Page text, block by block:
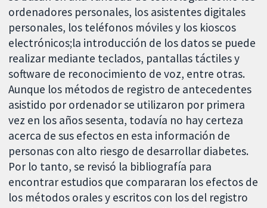
ordenadores personales, los asistentes digitales
personales, los teléfonos móviles y los kioscos
electrónicos;la introducción de los datos se puede
realizar mediante teclados, pantallas táctiles y
software de reconocimiento de voz, entre otras.
Aunque los métodos de registro de antecedentes
asistido por ordenador se utilizaron por primera
vez en los años sesenta, todavía no hay certeza
acerca de sus efectos en esta información de
personas con alto riesgo de desarrollar diabetes.
Por lo tanto, se revisó la bibliografía para
encontrar estudios que compararan los efectos de
los métodos orales y escritos con los del registro